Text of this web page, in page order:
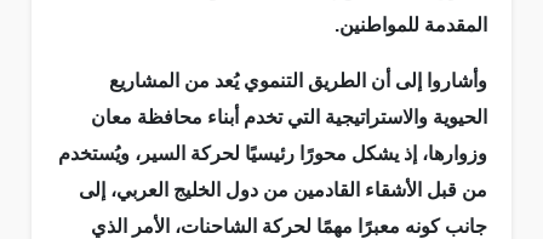
المقدمة للمواطنين.
وأشاروا إلى أن الطريق التنموي يُعد من المشاريع
الحيوية والاستراتيجية التي تخدم أبناء محافظة معان
وزوارها، إذ يشكل محورًا رئيسيًا لحركة السير، ويُستخدم
من قبل الأشقاء القادمين من دول الخليج العربي، إلى
جانب كونه معبرًا مهمًا لحركة الشاحنات، الأمر الذي